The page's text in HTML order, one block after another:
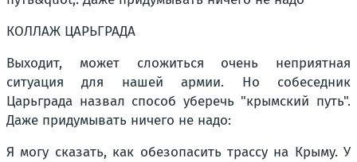
КОЛЛАЖ ЦАРЬГРАДА
Выходит, может сложиться очень неприятная
ситуация для нашей армии. Но собеседник
Царьграда назвал способ уберечь "крымский путь".
Даже придумывать ничего не надо:
Я могу сказать, как обезопасить трассу на Крыму. У